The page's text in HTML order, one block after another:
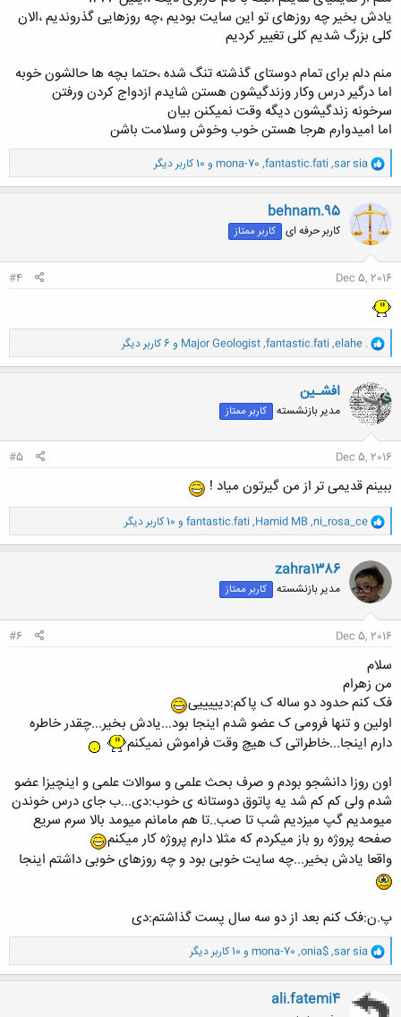
یادش بخیر چه روزهای تو این سایت بودیم ،چه روزهایی گذروندیم ،الان
کلی بزرگ شدیم کلی تغییر کردیم
منم دلم برای تمام دوستای گذشته تنگ شده ،حتما بچه ها حالشون خوبه
اما درگیر درس وکار وزندگیشون هستن شایدم ازدواج کردن ورفتن
سرخونه زندگیشون دیگه وقت نمیکنن بیان
اما امیدوارم هرجا هستن خوب وخوش وسلامت باشن
و
ا
ک
ن
ش
ه
ا
sar sia
,
fantastic.fati
,
mona-70 و 10 کاربر دیگر
behnam.95
کاربر حرفه ای کاربر ممتاز
Dec 5, 2016
#4
ا
ک
ن
ش
ه
ا
elahe .
,
fantastic.fati
,
Major Geologist و 6 کاربر دیگر
افشـین
مدیر بازنشسته کاربر ممتاز
Dec 5, 2016
#5
ببینم قدیمی تر از من گیرتون میاد !
و
ا
ک
ن
ش
ه
ا
ni_rosa_ce
,
Hamid MB
,
fantastic.fati و 10 کاربر دیگر
zahra1386
مدیر بازنشسته کاربر ممتاز
Dec 5, 2016
#6
سلام
من زهرام
فک کنم حدود دو ساله ک پاکم:دیییییی
اولین و تنها فرومی ک عضو شدم اینجا بود...یادش بخیر...چقدر خاطره
دارم اینجا...خاطراتی ک هیچ وقت فراموش نمیکنم
اون روزا دانشجو بودم و صرف بحث علمی و سوالات علمی و اینچیزا عضو
شدم ولی کم کم شد یه پاتوق دوستانه ی خوب:دی...ب جای درس خوندن
میومدیم گپ میزدیم شب تا صب..تا هم مامانم میومد بالا سرم سریع
صفحه پروژه رو باز میکردم که مثلا دارم پروژه کار میکنم
واقعا یادش بخیر...چه سایت خوبی بود و چه روزهای خوبی داشتم اینجا
پ.ن:فک کنم بعد از دو سه سال پست گذاشتم:دی
و
ا
ک
ن
ش
sar sia
,
onia$
,
mona-70 و 10 کاربر دیگر
ali.fatemi4